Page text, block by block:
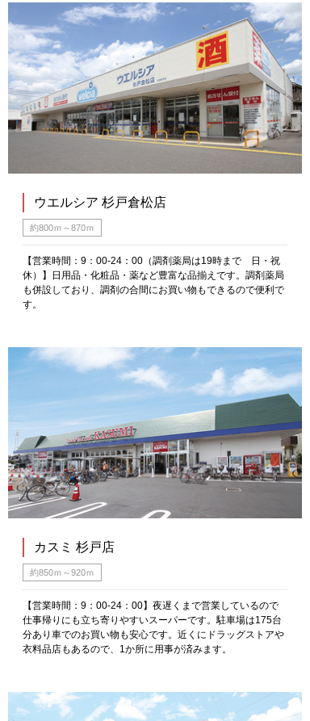
ウエルシア 杉戸倉松店
約800ｍ～870ｍ
【営業時間：9：00-24：00（調剤薬局は19時まで 日・祝
休）】日用品・化粧品・薬など豊富な品揃えです。調剤薬局
も併設しており、調剤の合間にお買い物もできるので便利で
す。
カスミ 杉戸店
約850ｍ～920ｍ
【営業時間：9：00-24：00】夜遅くまで営業しているので
仕事帰りにも立ち寄りやすいスーパーです。駐車場は175台
分あり車でのお買い物も安心です。近くにドラッグストアや
衣料品店もあるので、1か所に用事が済みます。